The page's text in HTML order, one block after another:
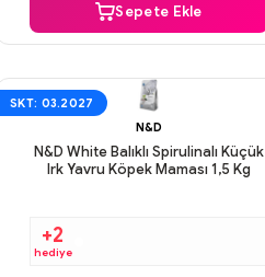
Sepete Ekle
SKT: 03.2027
N&D
N&D White Balıklı Spirulinalı Küçük
Irk Yavru Köpek Maması 1,5 Kg
+2
hediye